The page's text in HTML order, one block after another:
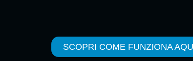
SCOPRI COME FUNZIONA